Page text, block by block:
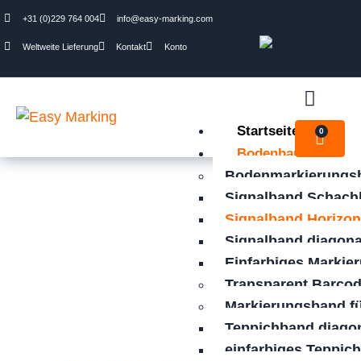
+31 (0)229 764 004 info@easy-marking.com
Weltweite Lieferung Kontakt Konto
Startseite
Bodenband
Signalband
Signalband
Signalband
Einfarbiges
Transparent
Markierungsband
Teppichband
einfarbiges
0
Signalband
Horizontal